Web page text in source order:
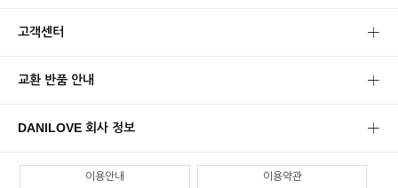
고객센터
교환 반품 안내
DANILOVE 회사 정보
이용안내 이용약관